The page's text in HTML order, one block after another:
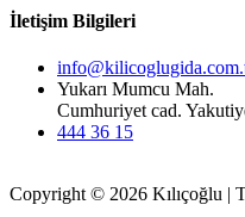
İletişim Bilgileri
Yukarı Mumcu Mah.
Cumhuriyet cad.
444 36 15
Copyright © 2026 Kılıçoğlu |